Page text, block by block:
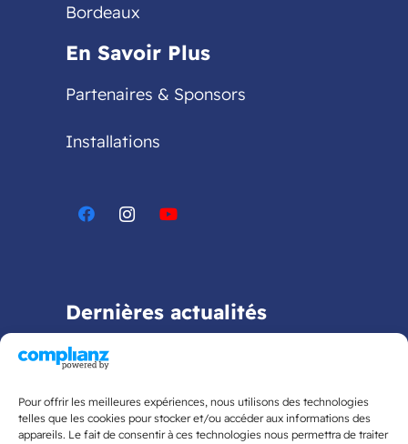
Pour offrir les meilleures expériences, nous utilisons des technologies
telles que les cookies pour stocker et/ou accéder aux informations des
appareils. Le fait de consentir à ces technologies nous permettra de traiter
Bordeaux
En Savoir Plus
Partenaires & Sponsors
Installations
Dernières actualités
Bientôt la rentrée 2026 !
L’Open du CAM Tennis revient du 20
juin au 10 juillet !